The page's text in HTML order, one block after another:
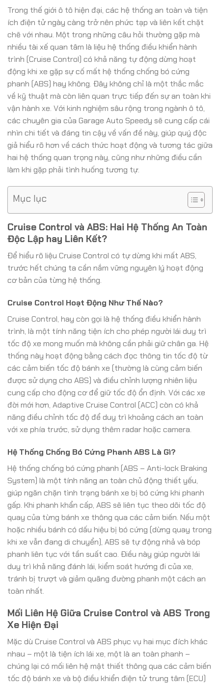
Trong thế giới ô tô hiện đại, các hệ thống an toàn và tiện
ích điện tử ngày càng trở nên phức tạp và liên kết chặt
chẽ với nhau. Một trong những câu hỏi thường gặp mà
nhiều tài xế quan tâm là liệu hệ thống điều khiển hành
trình (Cruise Control) có khả năng tự động dừng hoạt
động khi xe gặp sự cố mất hệ thống chống bó cứng
phanh (ABS) hay không. Đây không chỉ là một thắc mắc
về kỹ thuật mà còn liên quan trực tiếp đến sự an toàn khi
vận hành xe. Với kinh nghiệm sâu rộng trong ngành ô tô,
các chuyên gia của Garage Auto Speedy sẽ cung cấp cái
nhìn chi tiết và đáng tin cậy về vấn đề này, giúp quý độc
giả hiểu rõ hơn về cách thức hoạt động và tương tác giữa
hai hệ thống quan trọng này, cũng như những điều cần
làm khi gặp phải tình huống tương tự.
Mục lục
Cruise Control và ABS: Hai Hệ Thống An Toàn
Độc Lập hay Liên Kết?
Để hiểu rõ liệu Cruise Control có tự dừng khi mất ABS,
trước hết chúng ta cần nắm vững nguyên lý hoạt động
cơ bản của từng hệ thống.
Cruise Control Hoạt Động Như Thế Nào?
Cruise Control, hay còn gọi là hệ thống điều khiển hành
trình, là một tính năng tiện ích cho phép người lái duy trì
tốc độ xe mong muốn mà không cần phải giữ chân ga. Hệ
thống này hoạt động bằng cách đọc thông tin tốc độ từ
các cảm biến tốc độ bánh xe (thường là cùng cảm biến
được sử dụng cho ABS) và điều chỉnh lượng nhiên liệu
cung cấp cho động cơ để giữ tốc độ ổn định. Với các xe
đời mới hơn, Adaptive Cruise Control (ACC) còn có khả
năng điều chỉnh tốc độ để duy trì khoảng cách an toàn
với xe phía trước, sử dụng thêm radar hoặc camera.
Hệ Thống Chống Bó Cứng Phanh ABS Là Gì?
Hệ thống chống bó cứng phanh (ABS – Anti-lock Braking
System) là một tính năng an toàn chủ động thiết yếu,
giúp ngăn chặn tình trạng bánh xe bị bó cứng khi phanh
gấp. Khi phanh khẩn cấp, ABS sẽ liên tục theo dõi tốc độ
quay của từng bánh xe thông qua các cảm biến. Nếu một
hoặc nhiều bánh có dấu hiệu bị bó cứng (dừng quay trong
khi xe vẫn đang di chuyển), ABS sẽ tự động nhả và bóp
phanh liên tục với tần suất cao. Điều này giúp người lái
duy trì khả năng đánh lái, kiểm soát hướng đi của xe,
tránh bị trượt và giảm quãng đường phanh một cách an
toàn nhất.
Mối Liên Hệ Giữa Cruise Control và ABS Trong
Xe Hiện Đại
Mặc dù Cruise Control và ABS phục vụ hai mục đích khác
nhau – một là tiện ích lái xe, một là an toàn phanh –
chúng lại có mối liên hệ mật thiết thông qua các cảm biến
tốc độ bánh xe và bộ điều khiển điện tử trung tâm (ECU)